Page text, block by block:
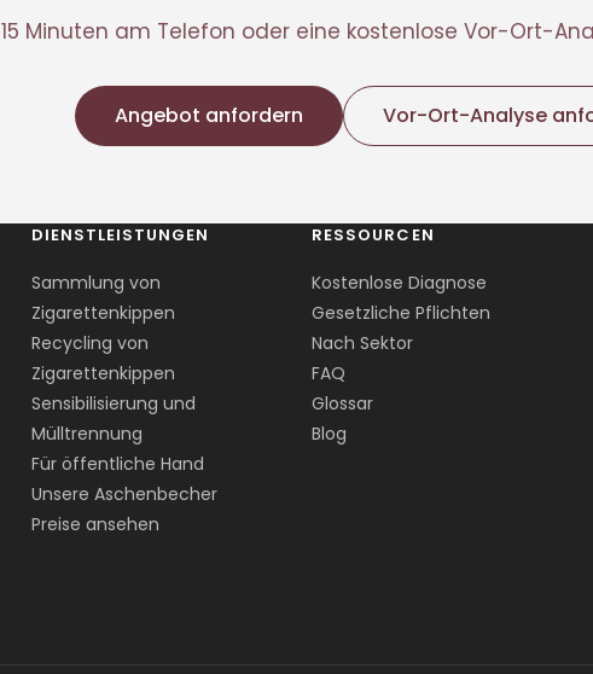
15 Minuten am Telefon oder eine kostenlose Vor-Ort-
Angebot anfordern Vor-Ort-Analyse
DIENSTLEISTUNGEN
Sammlung von
Zigarettenkippen
Recycling von
Zigarettenkippen
Sensibilisierung und
Mülltrennung
Für öffentliche Hand
Unsere Aschenbecher
Preise ansehen
RESSOURCEN
Kostenlose Diagnose
Gesetzliche Pflichten
Nach Sektor
FAQ
Glossar
Blog